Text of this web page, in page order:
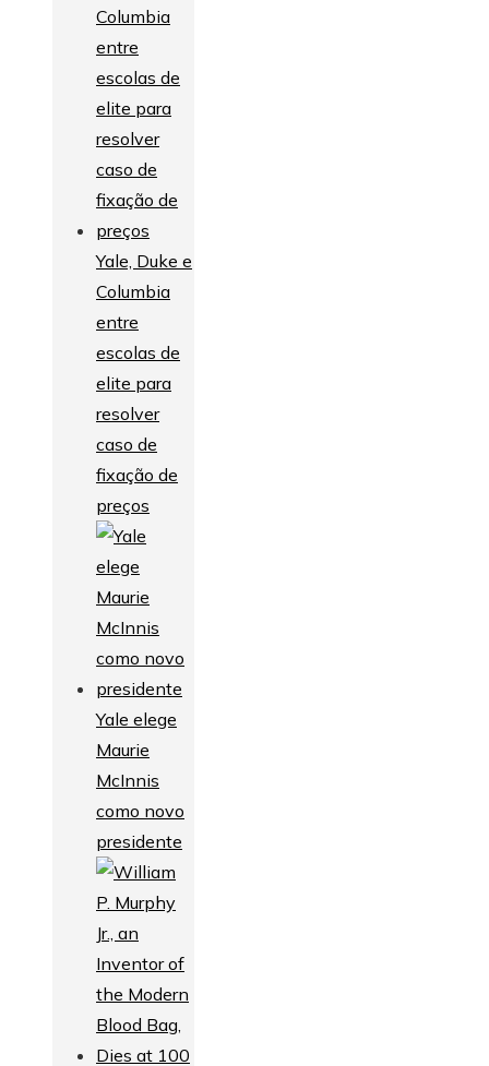
Yale, Duke e
Columbia
entre
escolas de
elite para
resolver
caso de
fixação de
preços
Yale elege
Maurie
McInnis
como novo
presidente